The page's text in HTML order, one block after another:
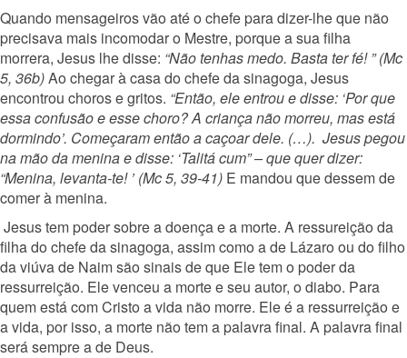
Quando mensageiros vão até o chefe para dizer-lhe que não
precisava mais incomodar o Mestre, porque a sua filha
morrera, Jesus lhe disse: “Não tenhas medo. Basta ter fé! ” (Mc
5, 36b)Ao chegar à casa do chefe da sinagoga, Jesus
encontrou choros e gritos. “Então, ele entrou e disse: ‘Por que
essa confusão e esse choro? A criança não morreu, mas está
dormindo’. Começaram então a caçoar dele. (…). Jesus pegou
na mão da menina e disse: ‘Talitá cum” – que quer dizer:
“Menina, levanta-te! ’ (Mc 5, 39-41) E mandou que dessem de
comer à menina.
Jesus tem poder sobre a doença e a morte. A ressureição da
filha do chefe da sinagoga, assim como a de Lázaro ou do filho
da viúva de Naim são sinais de que Ele tem o poder da
ressurreição. Ele venceu a morte e seu autor, o diabo. Para
quem está com Cristo a vida não morre. Ele é a ressurreição e
a vida, por isso, a morte não tem a palavra final. A palavra final
será sempre a de Deus.